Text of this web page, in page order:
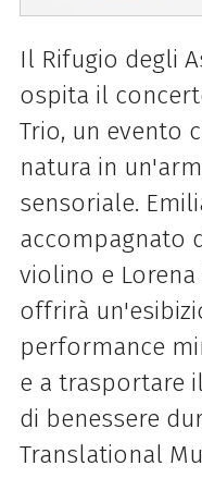
Il Rifugio degli
ospita il
Trio, un evento
natura in
sensoriale.
accompagnato
violino e
offrirà
performance
e a trasportare
di benessere
Translational